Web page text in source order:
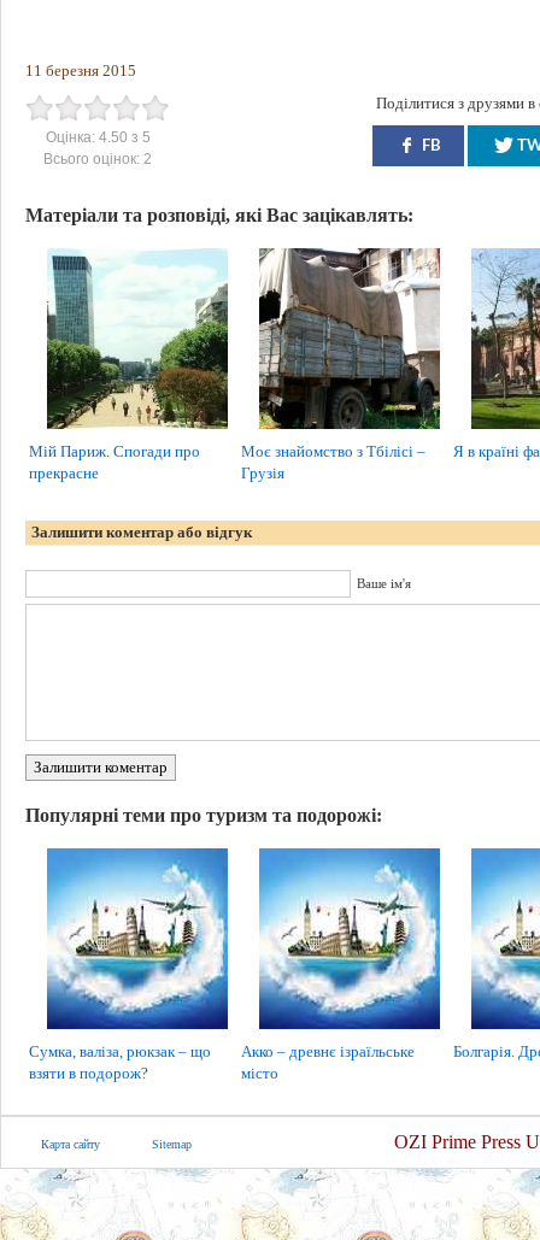
11 березня 2015
Оцінка: 4.50 з 5
Всього оцінок: 2
Поділитися з друзями
FB
Матеріали та розповіді, які Вас зацікавлять:
Мій Париж. Спогади про
прекрасне
Моє знайомство з Тбілісі –
Грузія
Я в країні
Залишити коментар або відгук
Ваше ім'я
Залишити коментар
Популярні теми про туризм та подорожі:
Сумка, валіза, рюкзак – що
взяти в подорож?
Акко – древнє ізраїльське
місто
Болгарія.
Карта сайту Sitemap OZI Prime Press